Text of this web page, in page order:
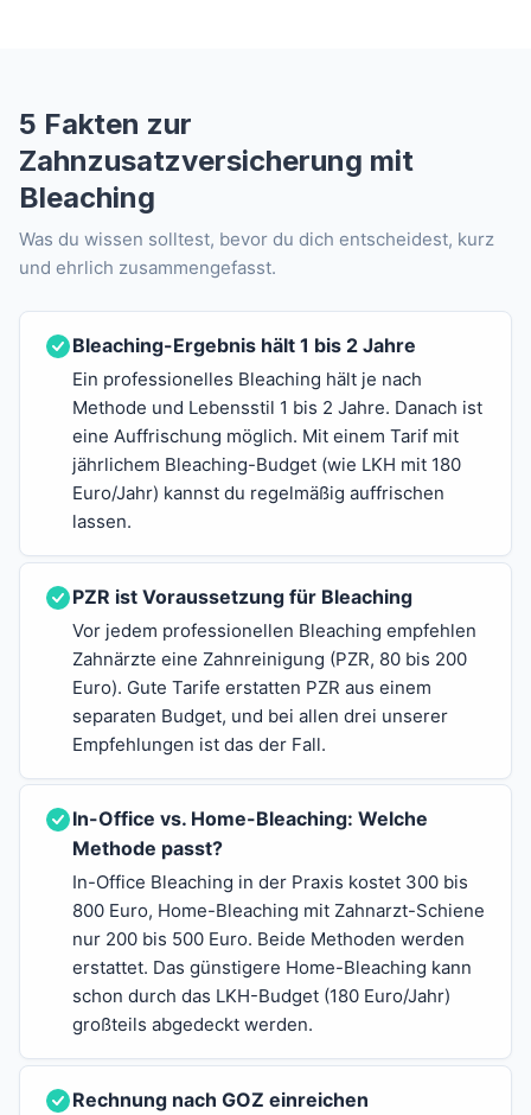
5 Fakten zur
Zahnzusatzversicherung mit
Bleaching
Was du wissen solltest, bevor du dich entscheidest, kurz
und ehrlich zusammengefasst.
Bleaching-Ergebnis hält 1 bis 2 Jahre
Ein professionelles Bleaching hält je nach
Methode und Lebensstil 1 bis 2 Jahre. Danach ist
eine Auffrischung möglich. Mit einem Tarif mit
jährlichem Bleaching-Budget (wie LKH mit 180
Euro/Jahr) kannst du regelmäßig auffrischen
lassen.
PZR ist Voraussetzung für Bleaching
Vor jedem professionellen Bleaching empfehlen
Zahnärzte eine Zahnreinigung (PZR, 80 bis 200
Euro). Gute Tarife erstatten PZR aus einem
separaten Budget, und bei allen drei unserer
Empfehlungen ist das der Fall.
In-Office vs. Home-Bleaching: Welche
Methode passt?
In-Office Bleaching in der Praxis kostet 300 bis
800 Euro, Home-Bleaching mit Zahnarzt-Schiene
nur 200 bis 500 Euro. Beide Methoden werden
erstattet. Das günstigere Home-Bleaching kann
schon durch das LKH-Budget (180 Euro/Jahr)
großteils abgedeckt werden.
Rechnung nach GOZ einreichen